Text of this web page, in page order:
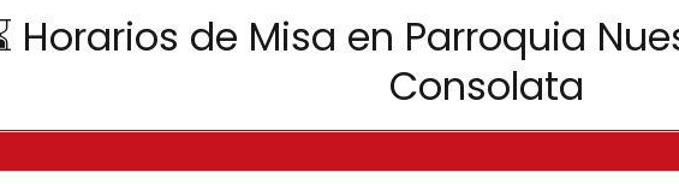
Horarios de Misa en Parroquia
Consolata